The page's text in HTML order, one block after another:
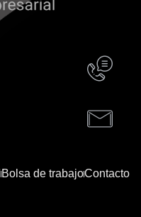
Bolsa de trabajoContacto